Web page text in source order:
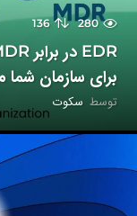
280
136
برای سازمان
توسط سکوت